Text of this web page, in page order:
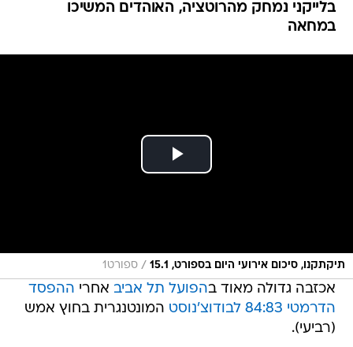
בלייקני נמחק מהרוטציה, האוהדים המשיכו
במחאה
תיקתקנו, סיכום אירועי היום בספורט, 15.1 / ספורט1
אכזבה גדולה מאוד בהפועל תל אביב אחרי ההפסד
הדרמטי 84:83 לבודוצ'נוסט
המונטנגרית בחוץ אמש
(רביעי).